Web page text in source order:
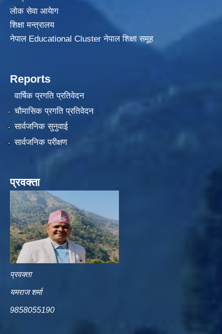
लोक सेवा आयेाग
शिक्षा मन्त्रालय
नेपाल Educational Cluster नेपाल शिक्षा समूह
Reports
वार्षिक प्रगति प्रतिवेदन
चौमासिक प्रगति प्रतिवेदन
सार्वजनिक सुनुवाई
सार्वजनिक परीक्षण
प्रवक्ता
प्रवक्ता
यमराज शर्मा
9858055190